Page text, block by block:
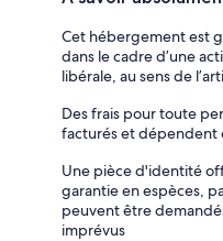
Cet hébergement est
dans le cadre d’une
libérale, au sens de
Des frais pour toute
facturés et
Une pièce d'identité
garantie en espèces,
peuvent être
imprévus